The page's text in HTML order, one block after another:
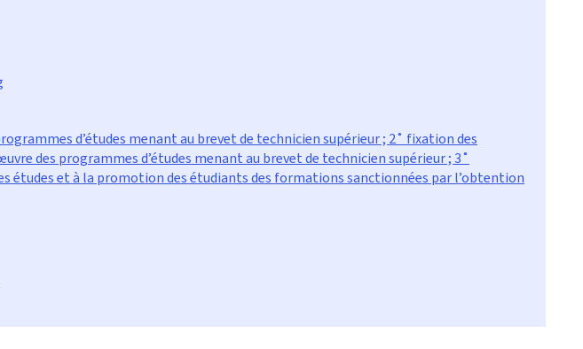
d’études menant au brevet de technicien supérieur ; 2˚ fixation des
des programmes d’études menant au brevet de technicien supérieur ; 3˚
études et à la promotion des étudiants des formations sanctionnées par l’obtention